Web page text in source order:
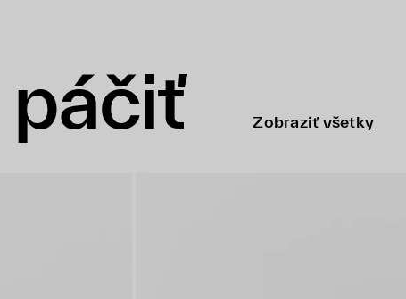
páčiť Zobraziť všetky